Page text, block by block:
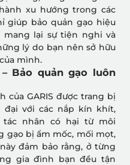
xu hướng trong các
giúp bảo quản gạo hiệu
mang lại sự tiện nghi và
lý do bạn nên sở hữu
mình.
Bảo quản gạo luôn
GARIS được trang bị
với các nắp kín khít,
nhân có hại từ môi
gạo bị ẩm mốc, mối mọt,
đảm bảo rằng, ở từng
gia đình bạn đều tận